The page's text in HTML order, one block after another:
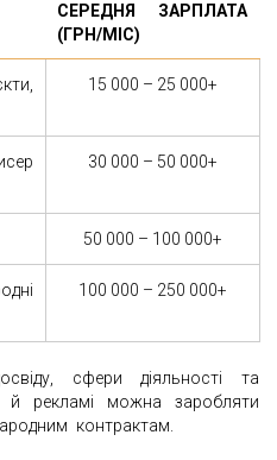
СЕРЕДНЯ ЗАРПЛАТА
(ГРН/МІС)
15 000 – 25 000+
30 000 – 50 000+
50 000 – 100 000+
100 000 – 250 000+
сфери діяльності та
й рекламі можна заробляти
контрактам.